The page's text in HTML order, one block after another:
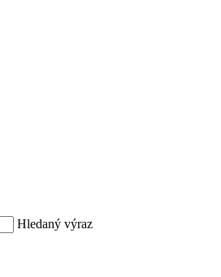
Hledaný výraz